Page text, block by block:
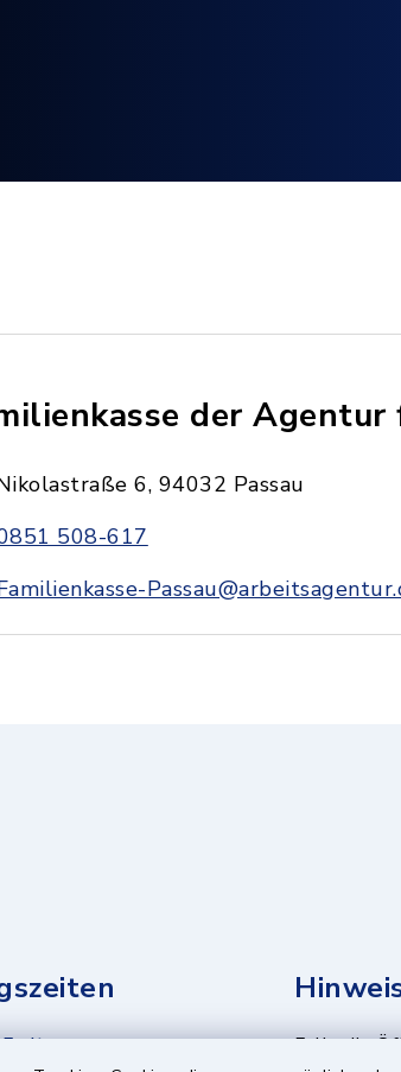
der
6, 94032 Passau
508-617
Falls die